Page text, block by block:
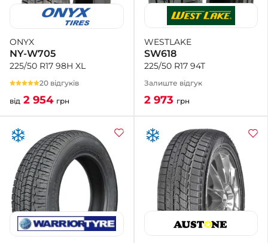
ONYX
NY-W705
225/50 R17 98H XL
20 відгуків
від 2 954 грн
WESTLAKE
SW618
225/50 R17 94T
Залиште відгук
2 973 грн